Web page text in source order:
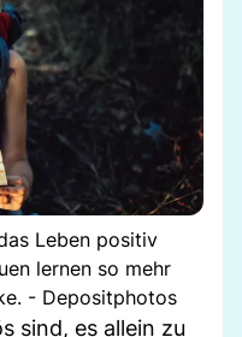
Leben positiv
lernen so mehr
- Depositphotos
sind, es allein zu